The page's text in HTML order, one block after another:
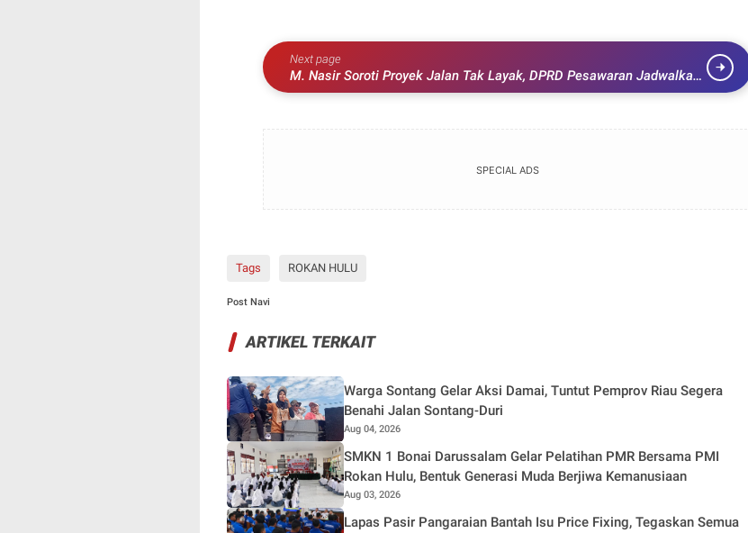
Next page
M. Nasir Soroti Proyek Jalan Tak Layak, DPRD Pesawaran Jadwalkan
Pemanggilan Dinas Terkait
SPECIAL ADS
Tags ROKAN HULU
Post Navi
ARTIKEL TERKAIT
Warga Sontang Gelar Aksi Damai, Tuntut Pemprov Riau Segera
Benahi Jalan Sontang-Duri
Aug 04, 2026
SMKN 1 Bonai Darussalam Gelar Pelatihan PMR Bersama PMI
Rokan Hulu, Bentuk Generasi Muda Berjiwa Kemanusiaan
Aug 03, 2026
Lapas Pasir Pangaraian Bantah Isu Price Fixing, Tegaskan Semua